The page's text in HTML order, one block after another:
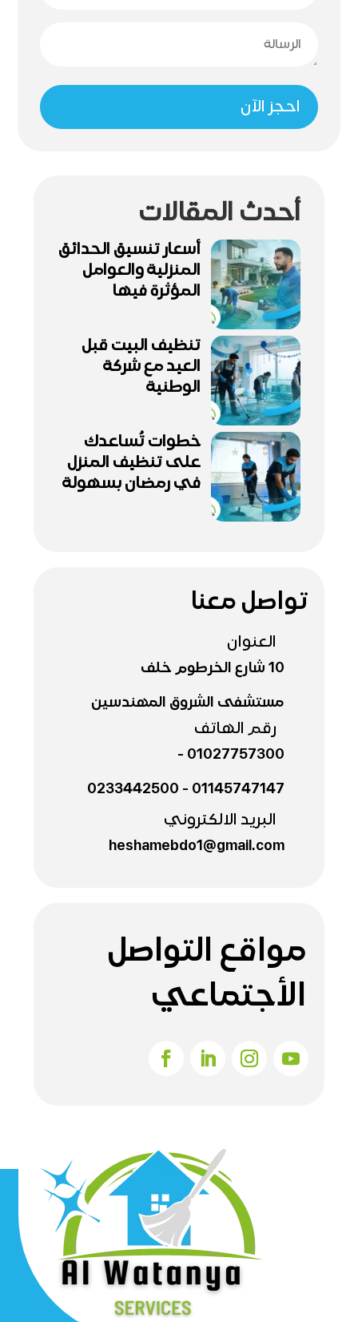
احجز الآن
أحدث المقالات
أسعار تنسيق الحدائق
المنزلية والعوامل
المؤثرة فيها
تنظيف البيت قبل
العيد مع شركة
الوطنية
خطوات تُساعدك
على تنظيف المنزل
في رمضان بسهولة
تواصل معنا
العنوان
10 شارع الخرطوم خلف
مستشفى الشروق المهندسين
رقم الهاتف
01027757300
-
01145747147
-
0233442500
البريد الالكتروني
heshamebdo1@gmail.com
مواقع التواصل
الأجتماعي